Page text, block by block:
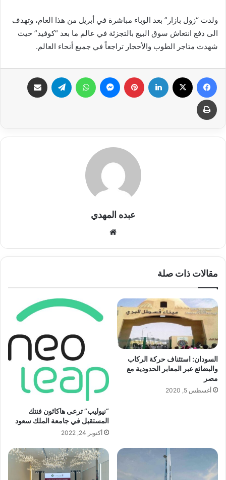
ولدت “زول بازار” بعد الوباء مباشرة في أبريل من هذا العام، وتهدف
الى دفع انتعاش سوق البيع بالتجزئة في عالم ما بعد “كوفيد” حيث
شهدت متاجر الطوب والأحجار تراجعاً في جميع أنحاء العالم.
فيسبوك لينكدإن بينتيريست ماسنجر واتساب تيلقرام
طباعة
عبده المهدي
مقالات ذات صلة
السودان: استئناف حركة الركاب
والبضائع عبر المعابر الحدودية مع
مصر
أغسطس 5, 2020
“نيوليب” ترعى هاكاثون فنتك
المستقبل في جامعة الملك سعود
أكتوبر 24, 2022